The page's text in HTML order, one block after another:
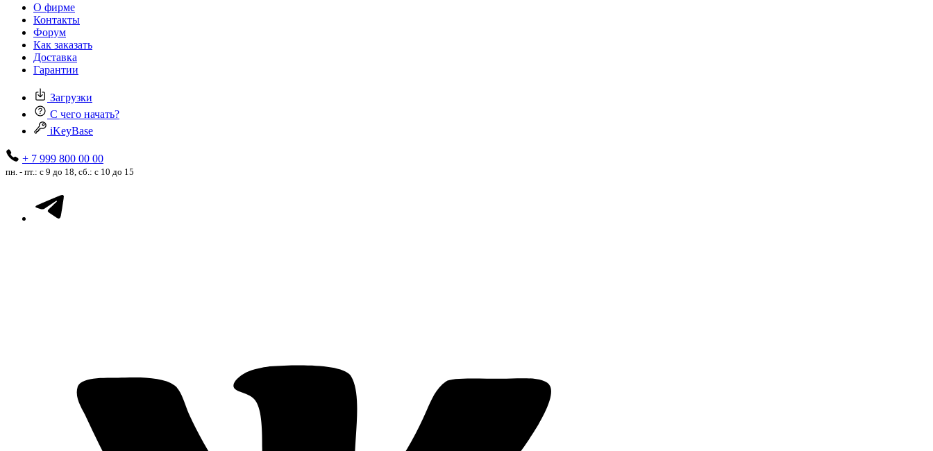
О фирме
Контакты
Форум
Как заказать
Доставка
Гарантии
Загрузки
С чего начать?
iKeyBase
+ 7 999 800 00 00
пн. - пт.: с 9 до 18, сб.: с 10 до 15